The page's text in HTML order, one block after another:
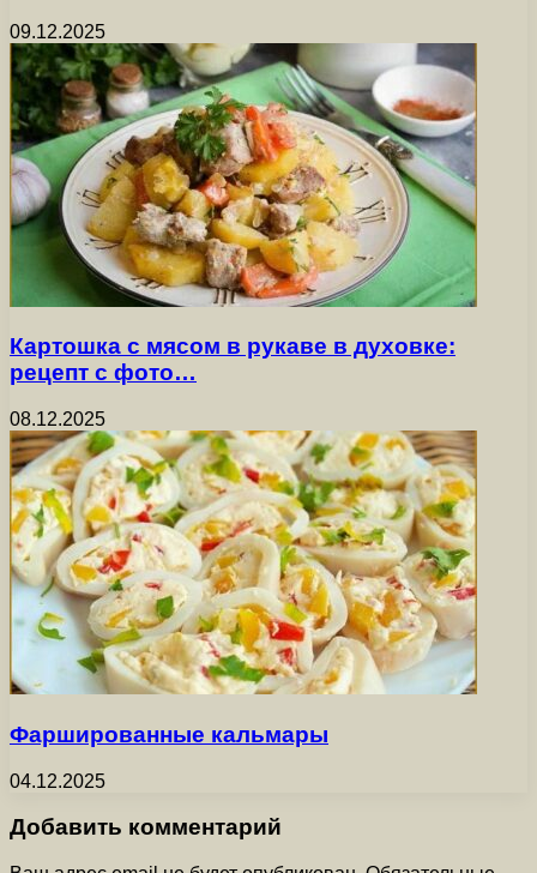
09.12.2025
Картошка с мясом в рукаве в духовке:
рецепт с фото…
08.12.2025
Фаршированные кальмары
04.12.2025
Добавить комментарий